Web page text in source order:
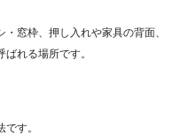
窓枠、押し入れや家具の背面、
れる場所です。
す。